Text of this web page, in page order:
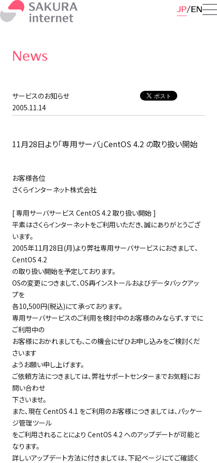
JP EN
News
サービスのお知らせ
2005.11.14
11月28日より「専用サーバ」CentOS 4.2 の取り扱い開始
お客様各位
さくらインターネット株式会社
[ 専用サーバサービス CentOS 4.2 取り扱い開始 ]
平素はさくらインターネットをご利用いただき、誠にありがとうござ
います。
2005年11月28日(月)より弊社専用サーバサービスにおきまして、
CentOS 4.2
の取り扱い開始を予定しております。
OSの変更につきまして、OS再インストールおよびデータバックアッ
プを
各10,500円(税込)にて承っております。
専用サーバサービスのご利用を検討中のお客様のみならず、すでに
ご利用中の
お客様におかれましても、この機会にぜひお申し込みをご検討くだ
さいます
ようお願い申し上げます。
ご依頼方法につきましては、弊社サポートセンターまでお気軽にお
問い合わせ
下さいませ。
また、現在 CentOS 4.1 をご利用のお客様につきましては、パッケー
ジ管理ツール
をご利用されることにより CentOS 4.2 へのアップデートが可能と
なります。
詳しいアップデート方法に付きましては、下記ページにてご確認く